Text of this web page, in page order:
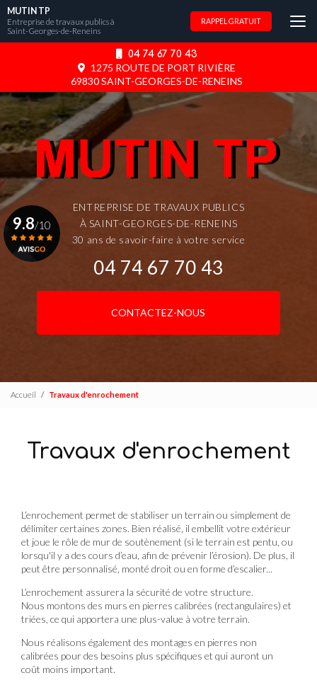
Aller
au
contenu
04 74 67 70 43
1275 ROUTE DE PORT RIVIÈRE
69830 SAINT-GEORGES-DE-RENEINS
MUTIN TP
Entreprise de travaux publics à
Saint-Georges-de-Reneins
RAPPEL GRATUIT
ENTREPRISE DE TRAVAUX PUBLICS
À SAINT-GEORGES-DE-RENEINS
30 ans de savoir-faire à votre service
04 74 67 70 43
CONTACTEZ-NOUS
9.8/10
Accueil Travaux d'enrochement
Travaux d'enrochement
L’enrochement permet de stabiliser un terrain ou simplement de
délimiter certaines zones. Bien réalisé, il embellit votre extérieur
et joue le rôle de mur de soutènement (si le terrain est pentu, ou
lorsqu'il y a des cours d’eau, afin de prévenir l’érosion). De plus, il
peut être personnalisé, monté droit ou en forme d’escalier...
L’enrochement assurera la sécurité de votre structure.
Nous montons des murs en pierres calibrées (rectangulaires) et
triées, ce qui apportera une plus-value à votre terrain.
Nous réalisons également des montages en pierres non
calibrées pour des besoins plus spécifiques et qui auront un
coût moins important.